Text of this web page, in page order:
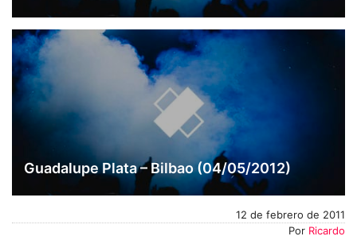
Guadalupe Plata – Bilbao (04/05/2012)
12 de febrero de 2011
Por Ricardo